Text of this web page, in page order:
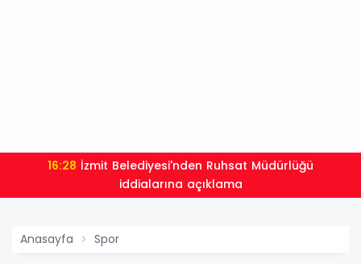
16:28
iddialarına açıklama
Anasayfa Spor